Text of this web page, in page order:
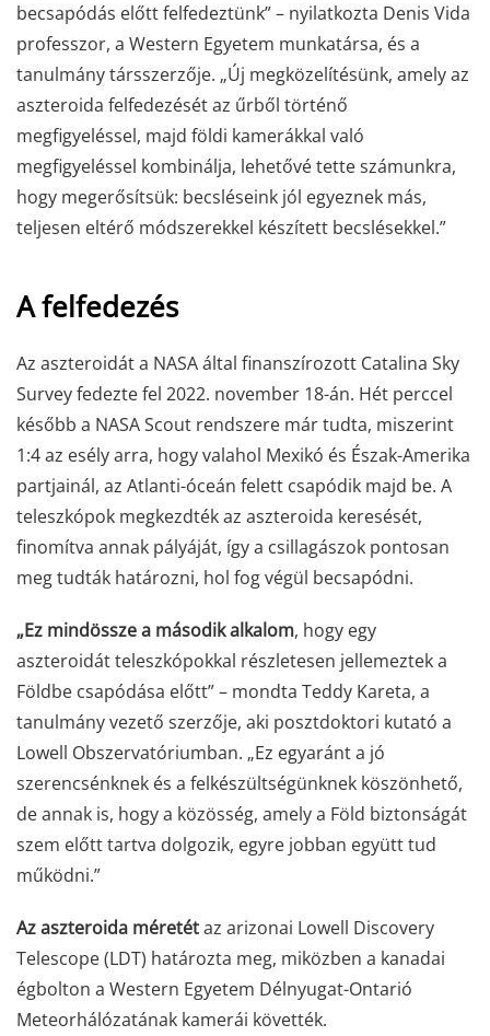
becsapódás előtt felfedeztünk” – nyilatkozta Denis Vida
professzor, a Western Egyetem munkatársa, és a
tanulmány társszerzője. „Új megközelítésünk, amely az
aszteroida felfedezését az űrből történő
megfigyeléssel, majd földi kamerákkal való
megfigyeléssel kombinálja, lehetővé tette számunkra,
hogy megerősítsük: becsléseink jól egyeznek más,
teljesen eltérő módszerekkel készített becslésekkel.”
A felfedezés
Az aszteroidát a NASA által finanszírozott Catalina Sky
Survey fedezte fel 2022. november 18-án. Hét perccel
később a NASA Scout rendszere már tudta, miszerint
1:4 az esély arra, hogy valahol Mexikó és Észak-Amerika
partjainál, az Atlanti-óceán felett csapódik majd be. A
teleszkópok megkezdték az aszteroida keresését,
finomítva annak pályáját, így a csillagászok pontosan
meg tudták határozni, hol fog végül becsapódni.
„Ez mindössze a második alkalom, hogy egy
aszteroidát teleszkópokkal részletesen jellemeztek a
Földbe csapódása előtt” – mondta Teddy Kareta, a
tanulmány vezető szerzője, aki posztdoktori kutató a
Lowell Obszervatóriumban. „Ez egyaránt a jó
szerencsénknek és a felkészültségünknek köszönhető,
de annak is, hogy a közösség, amely a Föld biztonságát
szem előtt tartva dolgozik, egyre jobban együtt tud
működni.”
Az aszteroida méretétaz arizonai Lowell Discovery
Telescope (LDT) határozta meg, miközben a kanadai
égbolton a Western Egyetem Délnyugat-Ontarió
Meteorhálózatának kamerái követték.